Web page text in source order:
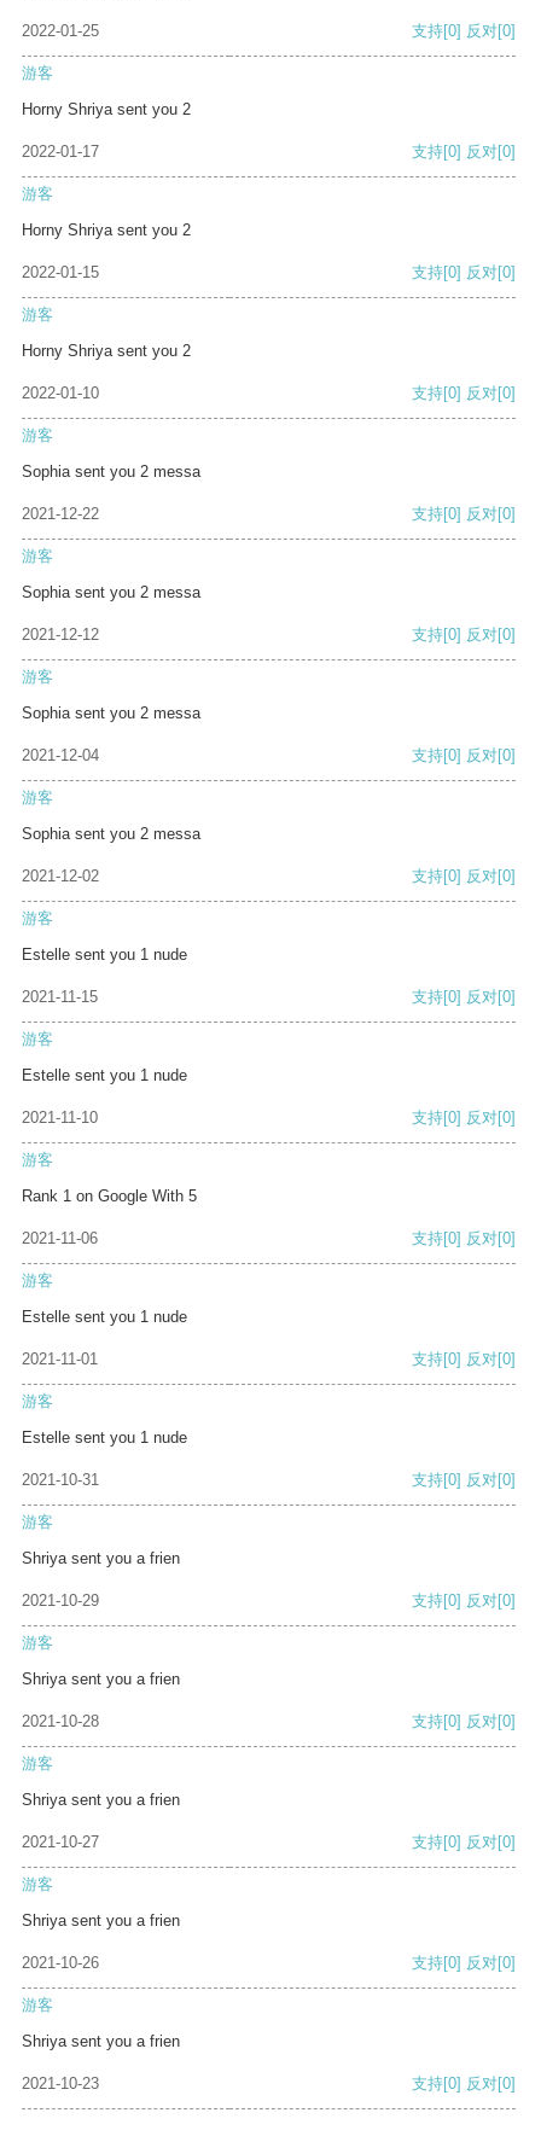
2022-01-25 支持[0] 反对[0]
游客
Horny Shriya sent you 2
2022-01-17 支持[0] 反对[0]
游客
Horny Shriya sent you 2
2022-01-15 支持[0] 反对[0]
游客
Horny Shriya sent you 2
2022-01-10 支持[0] 反对[0]
游客
Sophia sent you 2 messa
2021-12-22 支持[0] 反对[0]
游客
Sophia sent you 2 messa
2021-12-12 支持[0] 反对[0]
游客
Sophia sent you 2 messa
2021-12-04 支持[0] 反对[0]
游客
Sophia sent you 2 messa
2021-12-02 支持[0] 反对[0]
游客
Estelle sent you 1 nude
2021-11-15 支持[0] 反对[0]
游客
Estelle sent you 1 nude
2021-11-10 支持[0] 反对[0]
游客
Rank 1 on Google With 5
2021-11-06 支持[0] 反对[0]
游客
Estelle sent you 1 nude
2021-11-01 支持[0] 反对[0]
游客
Estelle sent you 1 nude
2021-10-31 支持[0] 反对[0]
游客
Shriya sent you a frien
2021-10-29 支持[0] 反对[0]
游客
Shriya sent you a frien
2021-10-28 支持[0] 反对[0]
游客
Shriya sent you a frien
2021-10-27 支持[0] 反对[0]
游客
Shriya sent you a frien
2021-10-26 支持[0] 反对[0]
游客
Shriya sent you a frien
2021-10-23 支持[0] 反对[0]